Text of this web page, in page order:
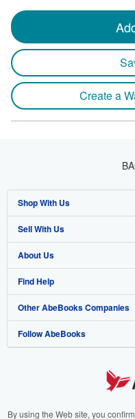
Create a
Shop With Us
Advanced Search
Browse Collections
My Account
My Orders
View Basket
Sell With Us
Start Selling
Join Our Affiliate Program
Book Buyback
Refer a seller
About Us
About AbeBooks
Media
Careers
Your Ads Privacy Choices
Find Help
Help
Customer Support
Other AbeBooks Companies
AbeBooks.co.uk
AbeBooks.it
Follow AbeBooks
By using the Web site, you